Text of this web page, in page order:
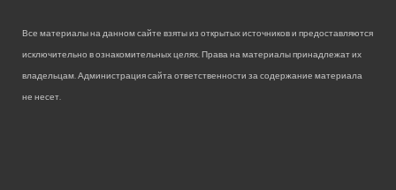
Все материалы на данном сайте взяты из открытых источников и предоставляются
исключительно в ознакомительных целях. Права на материалы принадлежат их
владельцам. Администрация сайта ответственности за содержание материала
не несет.